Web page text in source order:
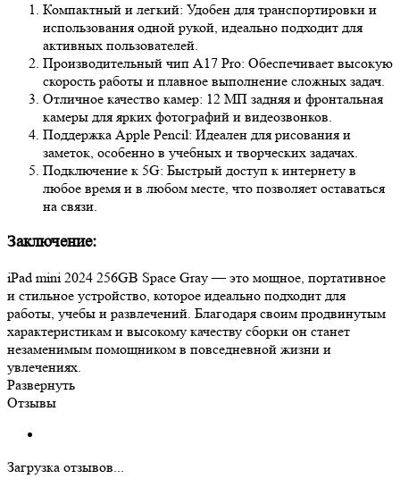
Компактный и легкий: Удобен для транспортировки и
использования одной рукой, идеально подходит для
активных пользователей.
Производительный чип A17 Pro: Обеспечивает высокую
скорость работы и плавное выполнение сложных задач.
Отличное качество камер: 12 МП задняя и фронтальная
камеры для ярких фотографий и видеозвонков.
Поддержка Apple Pencil: Идеален для рисования и
заметок, особенно в учебных и творческих задачах.
Подключение к 5G: Быстрый доступ к интернету в
любое время и в любом месте, что позволяет оставаться
на связи.
Заключение:
iPad mini 2024 256GB Space Gray — это мощное, портативное
и стильное устройство, которое идеально подходит для
работы, учебы и развлечений. Благодаря своим продвинутым
характеристикам и высокому качеству сборки он станет
незаменимым помощником в повседневной жизни и
увлечениях.
Развернуть
Отзывы
Загрузка отзывов...